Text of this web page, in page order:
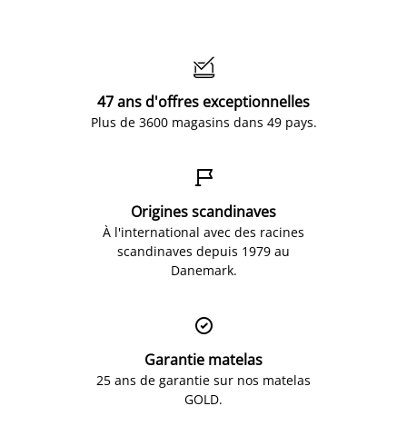

47 ans d'offres exceptionnelles
Plus de 3600 magasins dans 49 pays.

Origines scandinaves
À l'international avec des racines
scandinaves depuis 1979 au
Danemark.

Garantie matelas
25 ans de garantie sur nos matelas
GOLD.